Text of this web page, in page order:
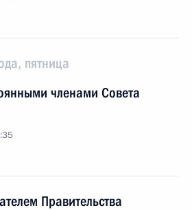
пятница
членами Совета
Правительства